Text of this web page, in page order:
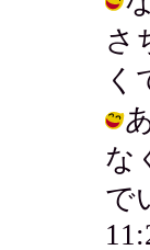
さ
く
な
で